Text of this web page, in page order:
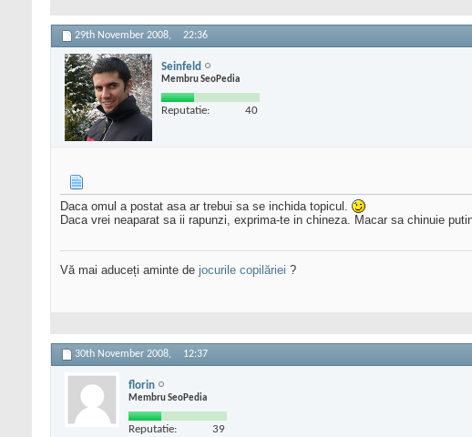
29th November 2008, 22:36
Seinfeld
Membru SeoPedia
Reputatie: 40
Daca omul a postat asa ar trebui sa se inchida topicul.
Daca vrei neaparat sa ii rapunzi, exprima-te in chineza. Macar sa chinuie
Vă mai aduceți aminte de jocurile copilăriei ?
30th November 2008, 12:37
florin
Membru SeoPedia
Reputatie: 39